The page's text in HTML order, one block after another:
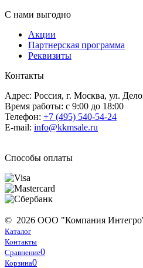
С нами выгодно
Акции
Партнерская программа
Реквизиты
Контакты
Адрес: Россия, г. Москва, ул.
Время работы: с 9:00 до 18:00
Телефон: +7 (495) 540-54-24
E-mail: info@kkmsale.ru
Способы оплаты
© 2026 ООО "Компания
Каталог
Контакты
Сравнение0
Корзина0